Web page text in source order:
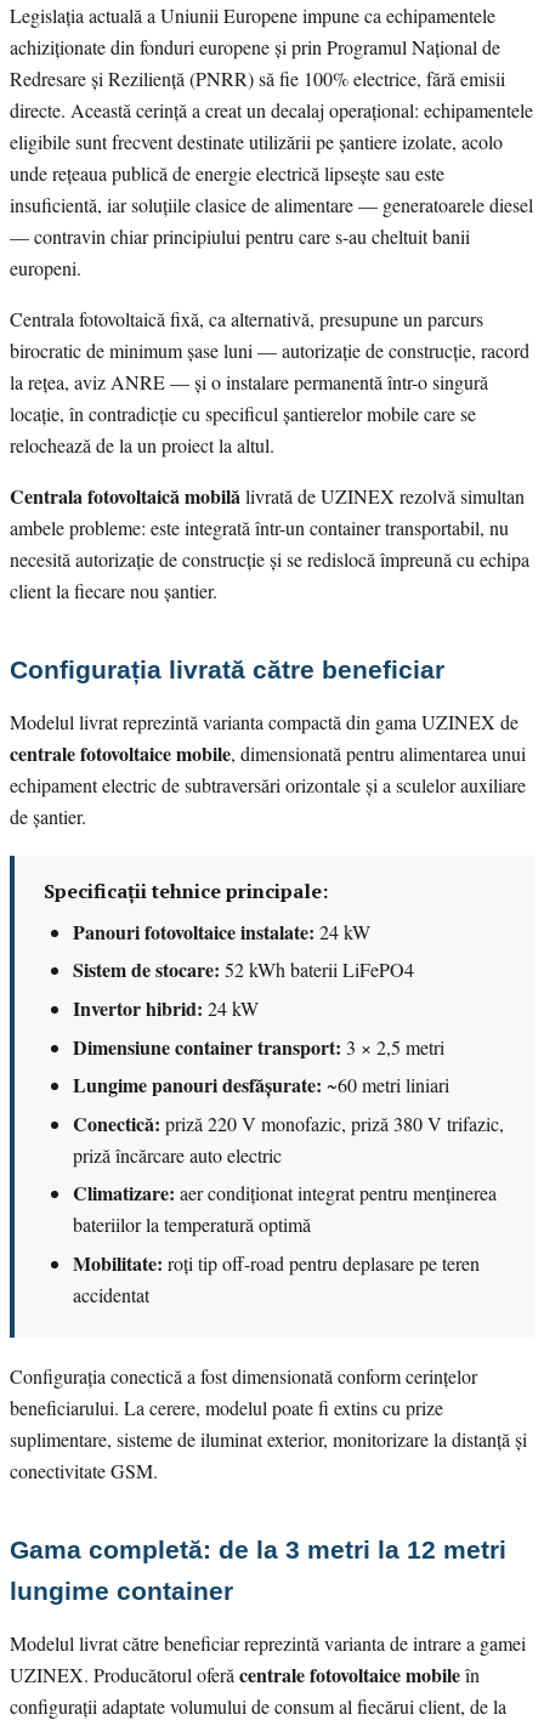
Legislația actuală a Uniunii Europene impune ca echipamentele
achiziționate din fonduri europene și prin Programul Național de
Redresare și Reziliență (PNRR) să fie 100% electrice, fără emisii
directe. Această cerință a creat un decalaj operațional: echipamentele
eligibile sunt frecvent destinate utilizării pe șantiere izolate, acolo
unde rețeaua publică de energie electrică lipsește sau este
insuficientă, iar soluțiile clasice de alimentare — generatoarele diesel
— contravin chiar principiului pentru care s-au cheltuit banii
europeni.
Centrala fotovoltaică fixă, ca alternativă, presupune un parcurs
birocratic de minimum șase luni — autorizație de construcție, racord
la rețea, aviz ANRE — și o instalare permanentă într-o singură
locație, în contradicție cu specificul șantierelor mobile care se
relochează de la un proiect la altul.
Centrala fotovoltaică mobilălivrată de UZINEX rezolvă simultan
ambele probleme: este integrată într-un container transportabil, nu
necesită autorizație de construcție și se redislocă împreună cu echipa
client la fiecare nou șantier.
Configurația livrată către beneficiar
Modelul livrat reprezintă varianta compactă din gama UZINEX de
centrale fotovoltaice mobile, dimensionată pentru alimentarea unui
echipament electric de subtraversări orizontale și a sculelor auxiliare
de șantier.
Specificații tehnice principale:
Panouri fotovoltaice instalate: 24 kW
Sistem de stocare: 52 kWh baterii LiFePO4
Invertor hibrid: 24 kW
Dimensiune container transport: 3 × 2,5 metri
Lungime panouri desfășurate: ~60 metri liniari
Conectică: priză 220 V monofazic, priză 380 V trifazic,
priză încărcare auto electric
Climatizare: aer condiționat integrat pentru menținerea
bateriilor la temperatură optimă
Mobilitate: roți tip off-road pentru deplasare pe teren
accidentat
Configurația conectică a fost dimensionată conform cerințelor
beneficiarului. La cerere, modelul poate fi extins cu prize
suplimentare, sisteme de iluminat exterior, monitorizare la distanță și
conectivitate GSM.
Gama completă: de la 3 metri la 12 metri
lungime container
Modelul livrat către beneficiar reprezintă varianta de intrare a gamei
UZINEX. Producătorul oferă centrale fotovoltaice mobileîn
configurații adaptate volumului de consum al fiecărui client, de la